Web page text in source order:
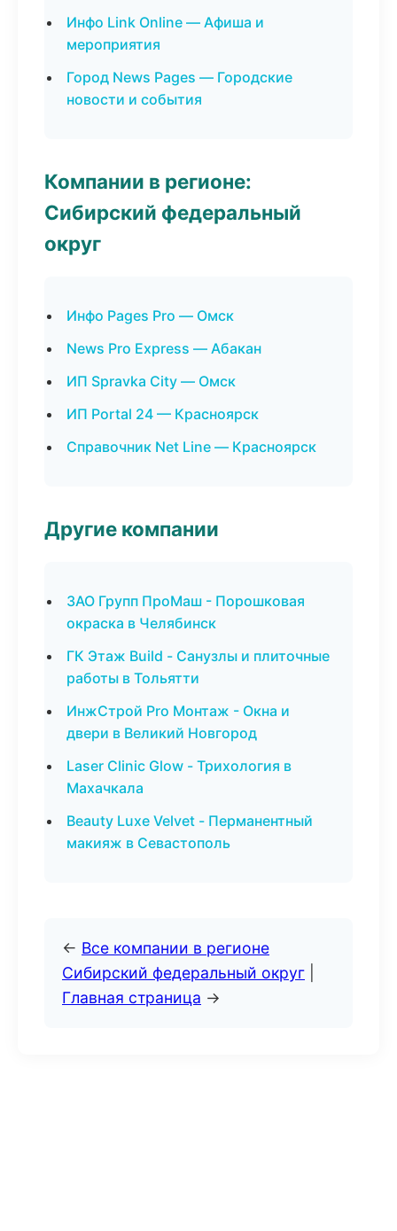
Инфо Link Online — Афиша и
мероприятия
Город News Pages — Городские
новости и события
Компании в регионе:
Сибирский федеральный
округ
Инфо Pages Pro — Омск
News Pro Express — Абакан
ИП Spravka City — Омск
ИП Portal 24 — Красноярск
Справочник Net Line — Красноярск
Другие компании
ЗАО Групп ПроМаш - Порошковая
окраска в Челябинск
ГК Этаж Build - Санузлы и плиточные
работы в Тольятти
ИнжСтрой Pro Монтаж - Окна и
двери в Великий Новгород
Laser Clinic Glow - Трихология в
Махачкала
Beauty Luxe Velvet - Перманентный
макияж в Севастополь
← Все компании в регионе
Сибирский федеральный округ
Главная страница →